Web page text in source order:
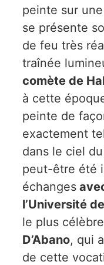
peinte sur
se présente
de feu très
traînée
comète de
à cette
peinte de
exactement
dans le ciel
peut-être été
échanges
l’Université
le plus
D’Abano, qui
de cette